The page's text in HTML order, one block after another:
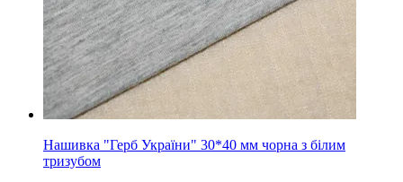
Нашивка "Герб України" 30*40 мм чорна з білим
тризубом